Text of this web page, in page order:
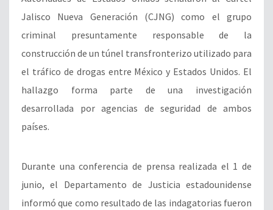
Jalisco Nueva Generación (CJNG) como el grupo
criminal presuntamente responsable de la
construcción de un túnel transfronterizo utilizado para
el tráfico de drogas entre México y Estados Unidos. El
hallazgo forma parte de una investigación
desarrollada por agencias de seguridad de ambos
países.
Durante una conferencia de prensa realizada el 1 de
junio, el Departamento de Justicia estadounidense
informó que como resultado de las indagatorias fueron